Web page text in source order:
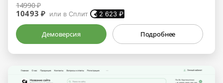
14990 ₽
10493 ₽ или в Сплит 2 623 ₽
Демоверсия Подробнее